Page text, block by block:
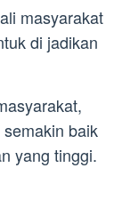
masyarakat
di jadikan
baik
yang tinggi.